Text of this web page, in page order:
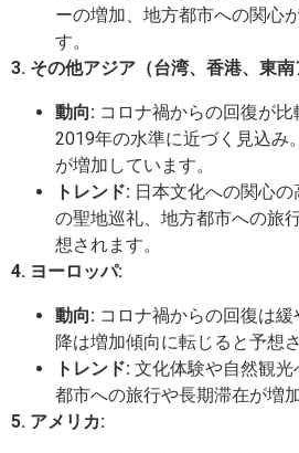
ーの増加、地方都市への関心
す。
3. その他アジア（台湾、香港、東
動向: コロナ禍からの回復が
2019年の水準に近づく見込み
が増加しています。
トレンド: 日本文化への関心
の聖地巡礼、地方都市への旅
想されます。
4. ヨーロッパ:
動向: コロナ禍からの回復は
降は増加傾向に転じると予想
トレンド: 文化体験や自然観
都市への旅行や長期滞在が増
5. アメリカ: